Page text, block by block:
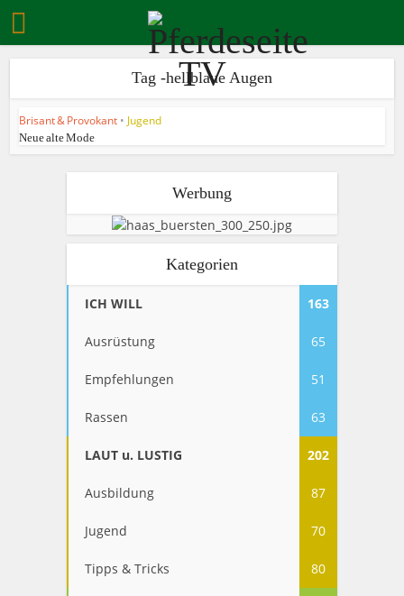
Tag -hellblaue Augen
Brisant & Provokant • Jugend
Neue alte Mode
Werbung
Kategorien
ICH WILL 163
Ausrüstung 65
Empfehlungen 51
Rassen 63
LAUT u. LUSTIG 202
Ausbildung 87
Jugend 70
Tipps & Tricks 80